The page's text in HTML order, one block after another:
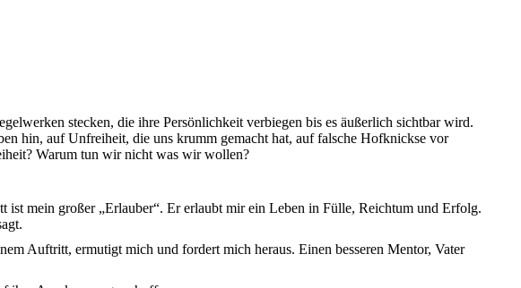
stecken, die ihre Persönlichkeit verbiegen bis es äußerlich sichtbar wird.
hin, auf Unfreiheit, die uns krumm gemacht hat, auf falsche Hofknickse vor
Warum tun wir nicht was wir wollen?
ist mein großer „Erlauber“. Er erlaubt mir ein Leben in Fülle, Reichtum und Erfolg.
Auftritt, ermutigt mich und fordert mich heraus. Einen besseren Mentor, Vater